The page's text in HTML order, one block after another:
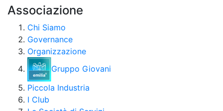
Associazione
Chi Siamo
Governance
Organizzazione
Gruppo Giovani
Piccola Industria
I Club